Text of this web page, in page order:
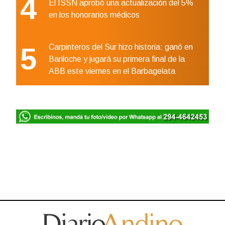
4
El ISSN aprobó una actualización del 5%
en los honorarios médicos
5
Carpinteros del Sur hizo historia: ganó en
Bariloche y jugará su primera final de la
ABB este viernes en el Barbagelata